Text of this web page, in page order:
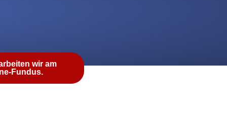
wir am
Fundus.